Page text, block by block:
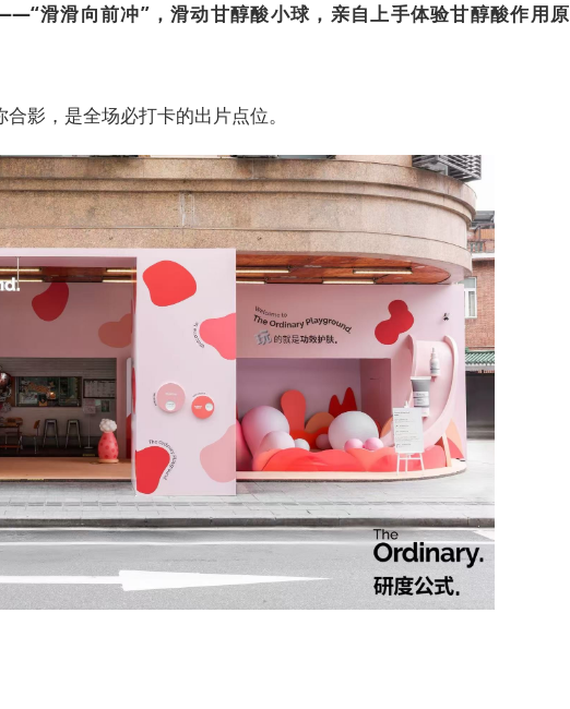
滑滑向前冲”，滑动甘醇酸小球，亲自上手体验甘醇酸作用原
影，是全场必打卡的出片点位。